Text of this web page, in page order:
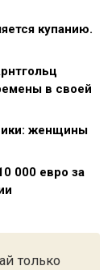
купанию.
в своей
женщины
000 евро за
только